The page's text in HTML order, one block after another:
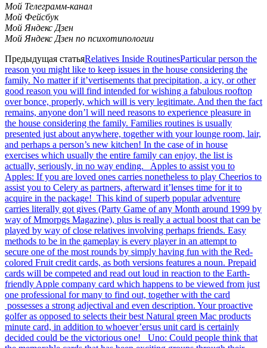
Мой Телеграмм-канал
Мой Фейсбук
Мой Яндекс Дзен
Мой Яндекс Дзен по психотипологии
Предыдущая статьяRelatives Inside RoutinesParticular person the
reason you might like to keep issues in the house considering the
family. No matter if it’vertisements that precipitation, a icy, or other
good reason you will find intended for wishing a fabulous rooftop
over bonce, properly, which will is very legitimate. And then the fact
remains, anyone don’l will need reasons to experience pleasure in
the house considering the family. Families routines is usually
presented just about anywhere, together with your lounge room, lair,
and perhaps a person’s new kitchen! In the case of in house
exercises which usually the entire family can enjoy, the list is
actually, seriously, in no way ending. Apples to assist you to
Apples: If you are loved ones carries nonetheless to play Cheerios to
assist you to Celery as partners, afterward it’lenses time for it to
acquire in the package! This kind of superb popular adventure
carries literally got gives (Party Game of any Month around 1999 by
way of Mmorpgs Magazine), plus is really a actual boost that can be
played by way of close relatives involving perhaps friends. Easy
methods to be in the gameplay is every player in an attempt to
secure one of the most rounds by simply having fun with the Red-
colored Fruit credit cards, as both versions features a noun. Prepaid
cards will be competed and read out loud in reaction to the Earth-
friendly Apple company card which happens to be viewed from just
one professional for many to find out, together with the card
possesses a strong adjectival and even description. Your proactive
golfer as opposed to selects their best Natural green Mac products
minute card, in addition to whoever’ersus unit card is certainly
decided could be the victorious one! Uno: Could people think that